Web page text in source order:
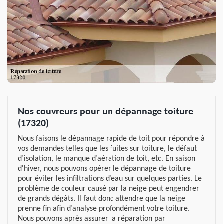
Nos couvreurs pour un dépannage toiture
(17320)
Nous faisons le dépannage rapide de toit pour répondre à
vos demandes telles que les fuites sur toiture, le défaut
d’isolation, le manque d’aération de toit, etc. En saison
d'hiver, nous pouvons opérer le dépannage de toiture
pour éviter les infiltrations d’eau sur quelques parties. Le
problème de couleur causé par la neige peut engendrer
de grands dégâts. Il faut donc attendre que la neige
prenne fin afin d’analyse profondément votre toiture.
Nous pouvons après assurer la réparation par